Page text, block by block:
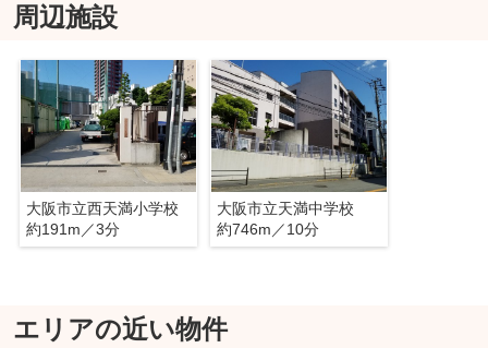
周辺施設
大阪市立西天満小学校
約191m／3分
大阪市立天満中学校
約746m／10分
エリアの近い物件